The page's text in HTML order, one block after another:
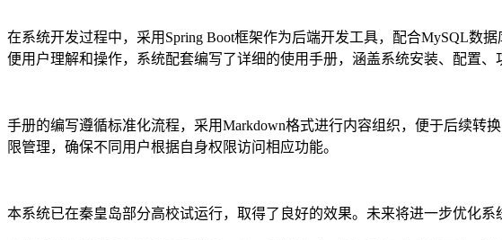
在系统开发过程中，采用Spring Boot框架作为后端开发工具，配合MySQL数
便用户理解和操作，系统配套编写了详细的使用手册，涵盖系统安装、配置、
手册的编写遵循标准化流程，采用Markdown格式进行内容组织，便于后续转
限管理，确保不同用户根据自身权限访问相应功能。
本系统已在秦皇岛部分高校试运行，取得了良好的效果。未来将进一步优化系